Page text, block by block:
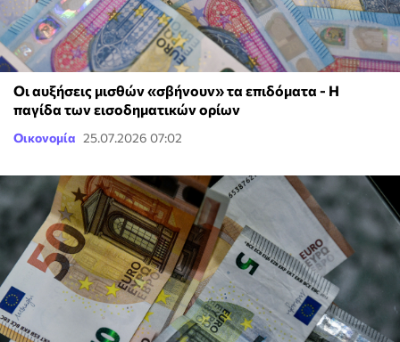
Οι αυξήσεις μισθών «σβήνουν» τα επιδόματα - Η
παγίδα των εισοδηματικών ορίων
Οικονομία 25.07.2026 07:02